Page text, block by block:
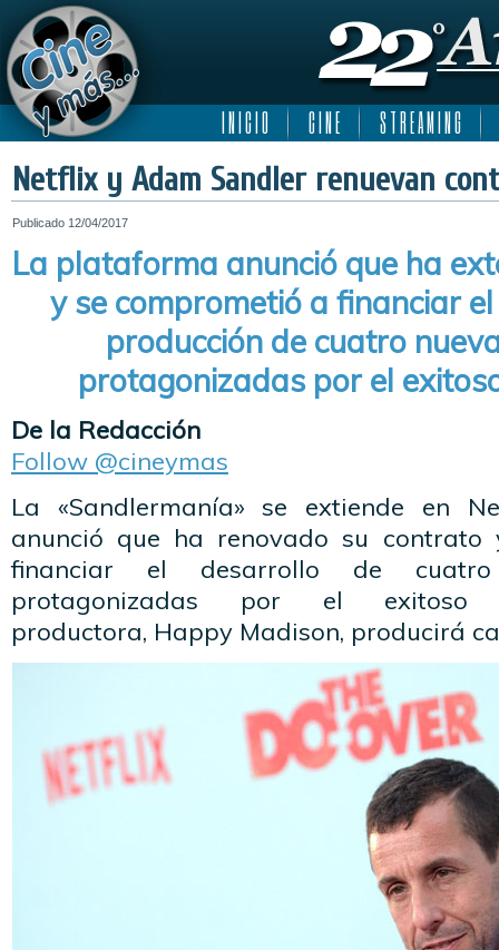
I N I C I O C I N E S T R E A M I N G
Netflix y Adam Sandler renuevan
Publicado 12/04/2017
La plataforma anunció que ha
y se comprometió a financiar
producción de cuatro
protagonizadas por el
De la Redacción
Follow @cineymas
La «Sandlermanía» se extiende en
anunció que ha renovado su contrato
financiar el desarrollo de cuatro
protagonizadas por el exitoso
productora, Happy Madison, producirá